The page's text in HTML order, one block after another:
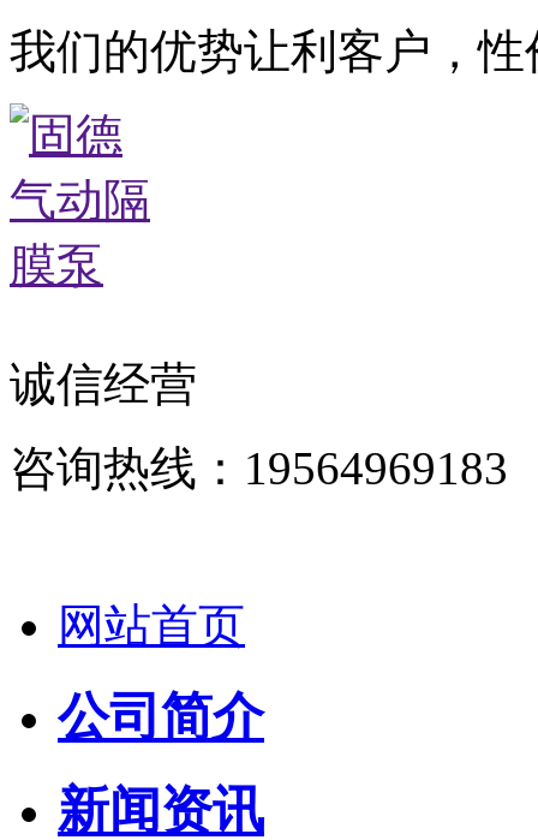
我们的优势让利客户，
诚信经营
咨询热线：19564969183
网站首页
公司简介
新闻资讯